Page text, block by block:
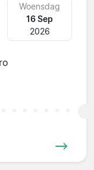
Woensdag
16 Sep
2026